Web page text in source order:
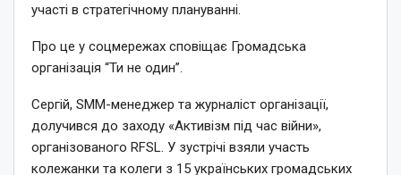
участі в стратегічному плануванні.
Про це у соцмережах сповіщає Громадська
організація “Ти не один”.
Сергій, SMM-менеджер та журналіст організації,
долучився до заходу «Активізм під час війни»,
організованого RFSL. У зустрічі взяли участь
колежанки та колеги з 15 українських громадських